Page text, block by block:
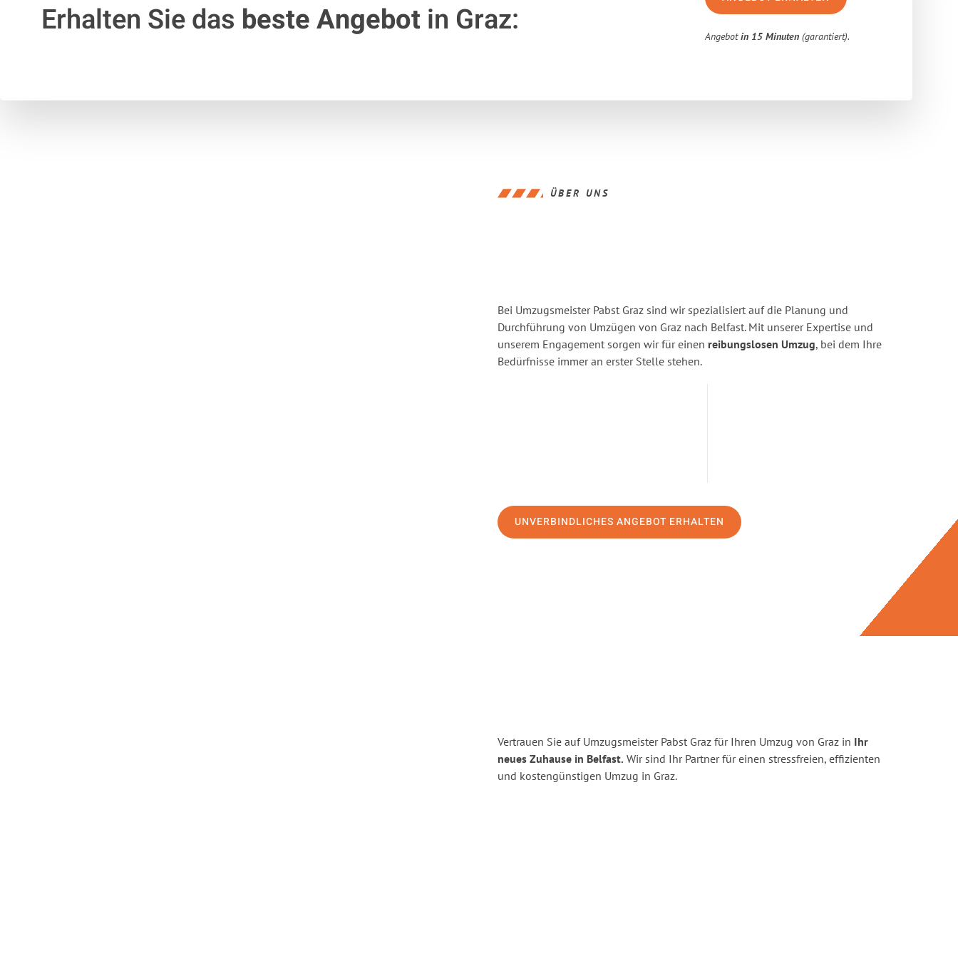
Erhalten Sie das beste Angebotin Graz: Angebotin 15 Minuten (garantiert).
ÜBER UNS
Bei Umzugsmeister Pabst Graz sind wir spezialisiert auf die Planung und
Durchführung von Umzügen von Graz nach Belfast. Mit unserer Expertise und
unserem Engagement sorgen wir für einen reibungslosen Umzug, bei dem Ihre
Bedürfnisse immer an erster Stelle stehen.
UNVERBINDLICHES ANGEBOT ERHALTEN
Vertrauen Sie auf Umzugsmeister Pabst Graz für Ihren Umzug von Graz in Ihr
neues Zuhause in Belfast. Wir sind Ihr Partner für einen stressfreien, effizienten
und kostengünstigen Umzug in Graz.